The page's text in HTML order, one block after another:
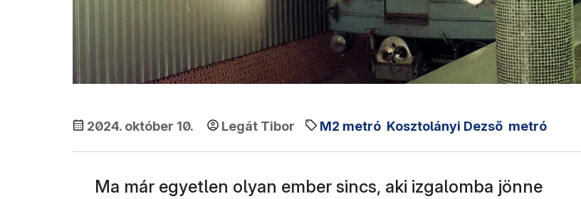
2024. október 10. Legát Tibor M2 metró Kosztolányi Dezső metró
Ma már egyetlen olyan ember sincs, aki izgalomba jönne